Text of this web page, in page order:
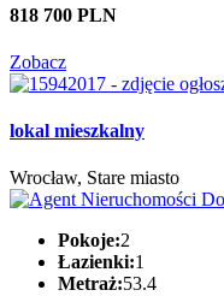
818 700 PLN
Zobacz
lokal mieszkalny
Wrocław, Stare miasto
Pokoje:2
Łazienki:1
Metraż:53.4